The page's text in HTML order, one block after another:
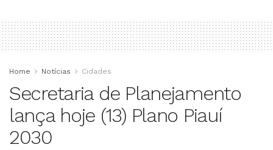
Home Notícias Cidades
Secretaria de Planejamento
lança hoje (13) Plano Piauí
2030